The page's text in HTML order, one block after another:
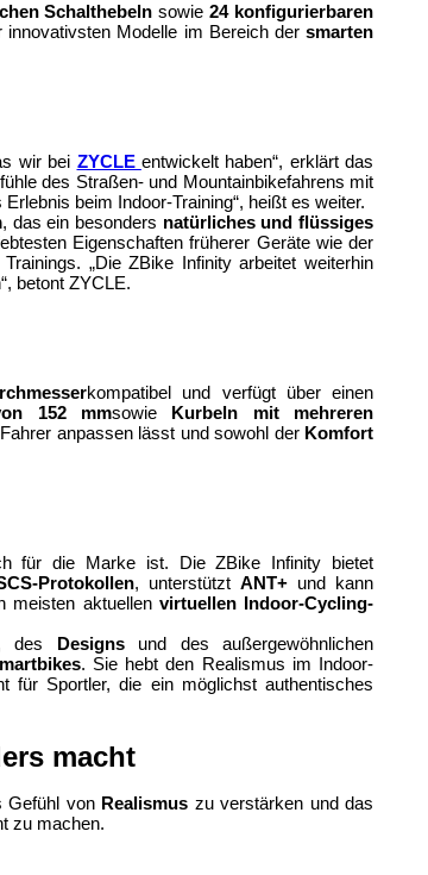
Schalthebeln sowie 24 konfigurierbaren
innovativsten Modelle im Bereich der smarten
wir bei ZYCLE entwickelt haben“, erklärt das
des Straßen- und Mountainbikefahrens mit
beim Indoor-Training“, heißt es weiter.
, das ein besonders natürliches und flüssiges
„Die ZBike Infinity arbeitet weiterhin
betont ZYCLE.
152 mmsowie
Kurbeln mit mehreren
anpassen lässt und sowohl der Komfort
für die Marke ist. Die ZBike Infinity bietet
Protokollen, unterstützt ANT+ und kann
meisten aktuellen virtuellen Indoor-Cycling-
des Designs
. Sie hebt den Realismus im Indoor-
für Sportler, die ein möglichst authentisches
macht
Gefühl von Realismus zu verstärken und das
zu machen.